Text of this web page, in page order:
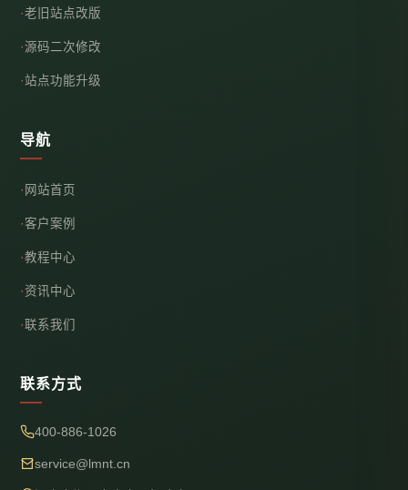
老旧站点改版
源码二次修改
站点功能升级
导航
网站首页
客户案例
教程中心
资讯中心
联系我们
联系方式
400-886-1026
service@lmnt.cn